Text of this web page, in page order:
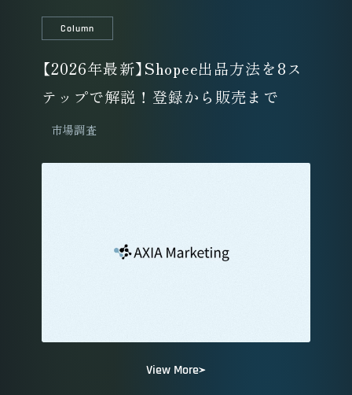
Column
【2026年最新】Shopee出品方法を8ス
テップで解説！登録から販売まで
View More
市場調査